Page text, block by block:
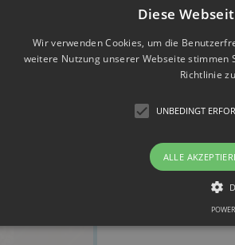
RÜCKRUF)
RÜCKRUFS
Diese
Wir verwenden Cookies, um die
weitere Nutzung unserer Webseite stimmen
Richtlinie
UNBEDINGT
ALLE